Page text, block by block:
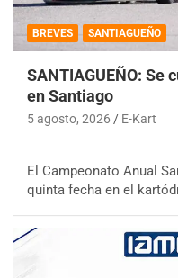
BREVES SANTIAGUEÑO
SANTIAGUEÑO: Se
en Santiago
5 agosto, 2026 E-Kart
El Campeonato Anual
quinta fecha en el